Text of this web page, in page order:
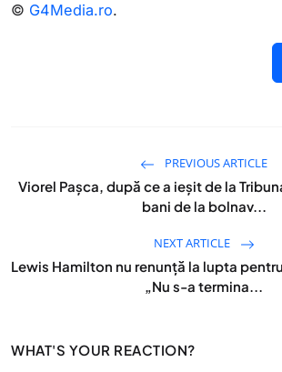
© G4Media.ro.
PREVIOUS ARTICLE
Viorel Pașca, după ce a ieșit de la
bani de la bolnav...
NEXT ARTICLE
Lewis Hamilton nu renunță la lupta
„Nu s-a termina...
WHAT'S YOUR REACTION?